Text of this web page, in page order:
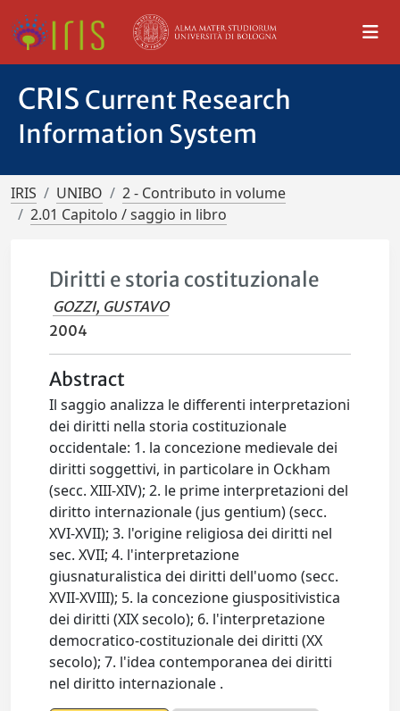
CRIS Current Research
Information System
IRIS UNIBO
2 - Contributo in volume
2.01 Capitolo / saggio in libro
Diritti e storia costituzionale
GOZZI, GUSTAVO
2004
Abstract
Il saggio analizza le differenti interpretazioni
dei diritti nella storia costituzionale
occidentale: 1. la concezione medievale dei
diritti soggettivi, in particolare in Ockham
(secc. XIII-XIV); 2. le prime interpretazioni del
diritto internazionale (jus gentium) (secc.
XVI-XVII); 3. l'origine religiosa dei diritti nel
sec. XVII; 4. l'interpretazione
giusnaturalistica dei diritti dell'uomo (secc.
XVII-XVIII); 5. la concezione giuspositivistica
dei diritti (XIX secolo); 6. l'interpretazione
democratico-costituzionale dei diritti (XX
secolo); 7. l'idea contemporanea dei diritti
nel diritto internazionale .